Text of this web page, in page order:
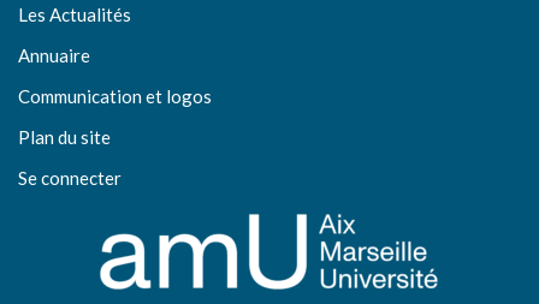
Les Actualités
Annuaire
Communication et logos
Plan du site
Se connecter